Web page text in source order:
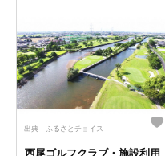
出典：ふるさとチョイス
西尾ゴルフクラブ・施設利用